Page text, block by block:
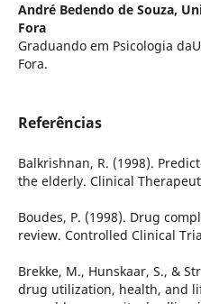
André Bedendo de Souza,
Fora
Graduando em Psicologia
Fora.
Referências
Balkrishnan, R. (1998).
the elderly. Clinical
Boudes, P. (1998). Drug
review. Controlled Clinical
Brekke, M., Hunskaar, S., &
drug utilization, health, and